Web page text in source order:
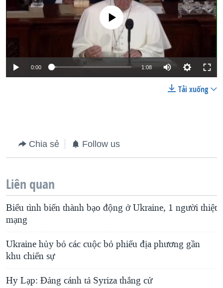
No media source currently available
0:00 1:08
Tải xuống
Chia sẻ Follow us
Liên quan
Biểu tình biến thành bạo động ở Ukraine, 1 người thiệt
mạng
Ukraine hủy bỏ các cuộc bỏ phiếu địa phương gần
khu chiến sự
Hy Lạp: Đảng cánh tả Syriza thắng cử